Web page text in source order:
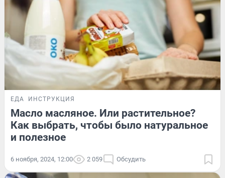
ЕДА ИНСТРУКЦИЯ
Масло масляное. Или растительное?
Как выбрать, чтобы было натуральное
и полезное
6 ноября, 2024, 12:00 2 059 Обсудить